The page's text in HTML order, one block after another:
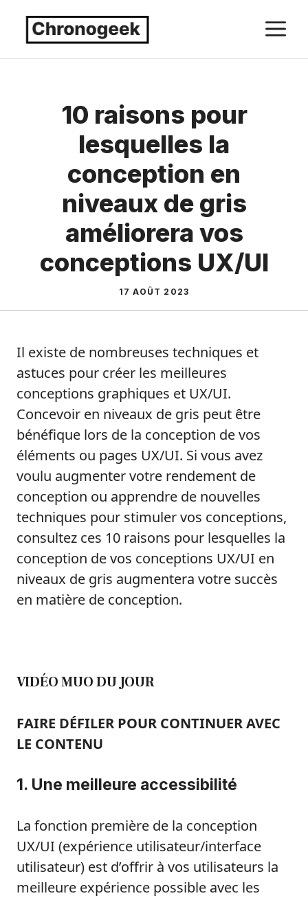
10 raisons pour
lesquelles la
conception en
niveaux de gris
améliorera vos
conceptions UX/UI
17 AOÛT 2023
Il existe de nombreuses techniques et
astuces pour créer les meilleures
conceptions graphiques et UX/UI.
Concevoir en niveaux de gris peut être
bénéfique lors de la conception de vos
éléments ou pages UX/UI. Si vous avez
voulu augmenter votre rendement de
conception ou apprendre de nouvelles
techniques pour stimuler vos conceptions,
consultez ces 10 raisons pour lesquelles la
conception de vos conceptions UX/UI en
niveaux de gris augmentera votre succès
en matière de conception.
VIDÉO MUO DU JOUR
FAIRE DÉFILER POUR CONTINUER AVEC
LE CONTENU
1. Une meilleure accessibilité
La fonction première de la conception
UX/UI (expérience utilisateur/interface
utilisateur) est d’offrir à vos utilisateurs la
meilleure expérience possible avec les